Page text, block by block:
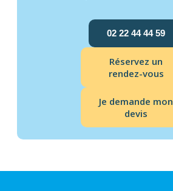
02 22 44 44 59
Réservez un
rendez-vous
Je demande mon
devis